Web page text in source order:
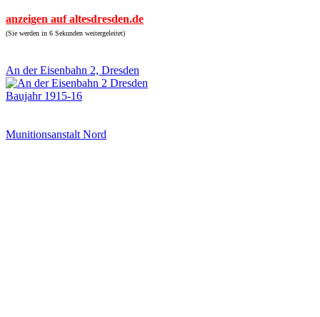
anzeigen auf altesdresden.de
(Sie werden in 6 Sekunden weitergeleitet)
An der Eisenbahn 2, Dresden
Baujahr 1915-16
Munitionsanstalt Nord